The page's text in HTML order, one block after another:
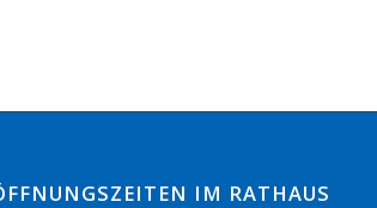
IM RATHAUS